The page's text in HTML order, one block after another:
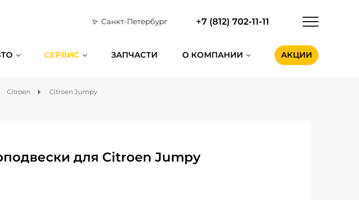
Санкт-Петербург +7 (812) 702-11-11
СЕРВИС ЗАПЧАСТИ О КОМПАНИИ АКЦИИ
Citroen Citroen Jumpy
для Citroen Jumpy